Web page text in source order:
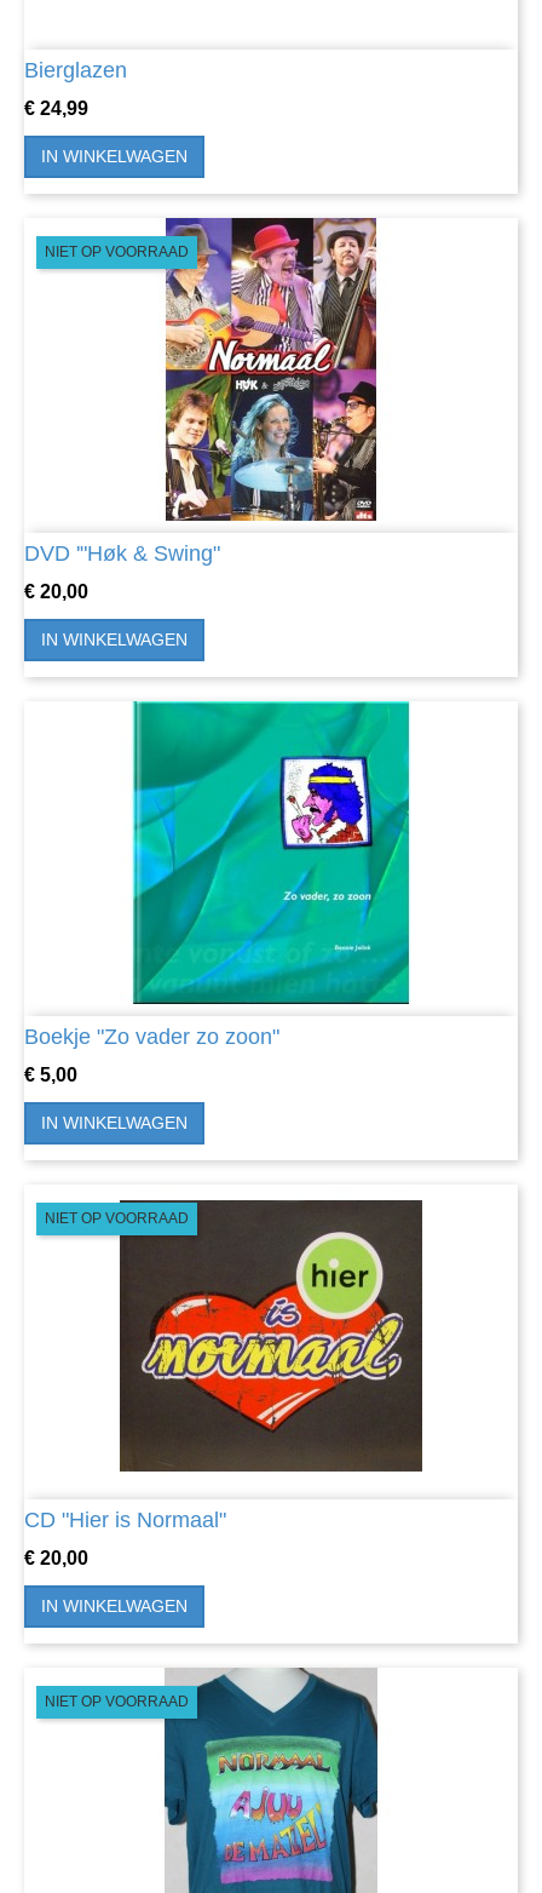
Bierglazen
Prijs
€ 24,99
IN WINKELWAGEN
DVD '"Høk & Swing"
Prijs
€ 20,00
NIET OP VOORRAAD
IN WINKELWAGEN
Boekje "Zo vader zo zoon"
Prijs
€ 5,00
IN WINKELWAGEN
CD "Hier is Normaal"
Prijs
€ 20,00
NIET OP VOORRAAD
IN WINKELWAGEN
NIET OP VOORRAAD